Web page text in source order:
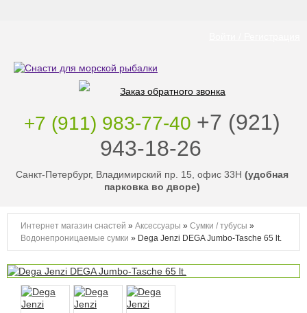
Заказ обратного звонка
+7 (911) 983-77-40 ‭+7 (921)
943-18-26
Санкт-Петербург, Владимирский пр. 15, офис 33Н (удобная
парковка во дворе)
Интернет магазин снастей » Аксессуары » Сумки / тубусы »
Водонепроницаемые сумки » Dega Jenzi DEGA Jumbo-Tasche 65 lt.